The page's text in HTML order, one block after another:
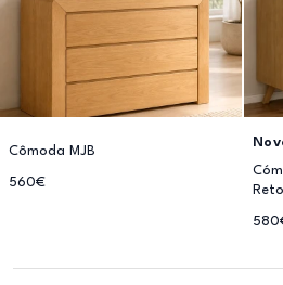
Cômoda MJB
560€